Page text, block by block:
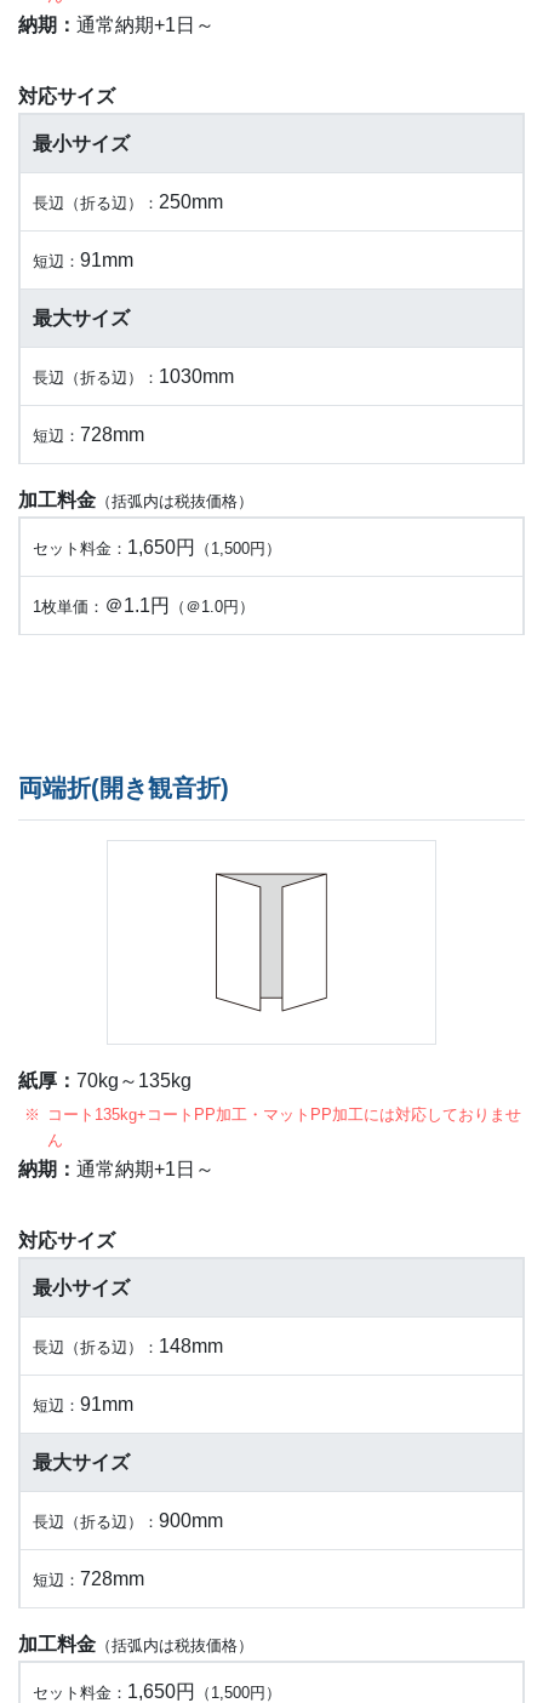
納期： 通常納期+1日～
対応サイズ
最小サイズ
長辺（折る辺）： 250mm
短辺： 91mm
最大サイズ
長辺（折る辺）： 1030mm
短辺： 728mm
加工料金 （括弧内は税抜価格）
セット料金： 1,650円 （1,500円）
1枚単価： ＠1.1円 （＠1.0円）
両端折(開き観音折)
紙厚： 70kg～135kg
コート135kg+コートPP加工・マットPP加工には対応しておりませ
ん
納期： 通常納期+1日～
対応サイズ
最小サイズ
長辺（折る辺）： 148mm
短辺： 91mm
最大サイズ
長辺（折る辺）： 900mm
短辺： 728mm
加工料金 （括弧内は税抜価格）
セット料金： 1,650円 （1,500円）